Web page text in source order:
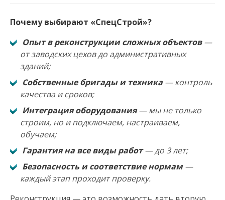
Почему выбирают «СпецСтрой»?
Опыт в реконструкции сложных объектов—
от заводских цехов до административных
зданий;
Собственные бригады и техника — контроль
качества и сроков;
Интеграция оборудования— мы не только
строим, но и подключаем, настраиваем,
обучаем;
Гарантия на все виды работ— до 3 лет;
Безопасность и соответствие нормам—
каждый этап проходит проверку.